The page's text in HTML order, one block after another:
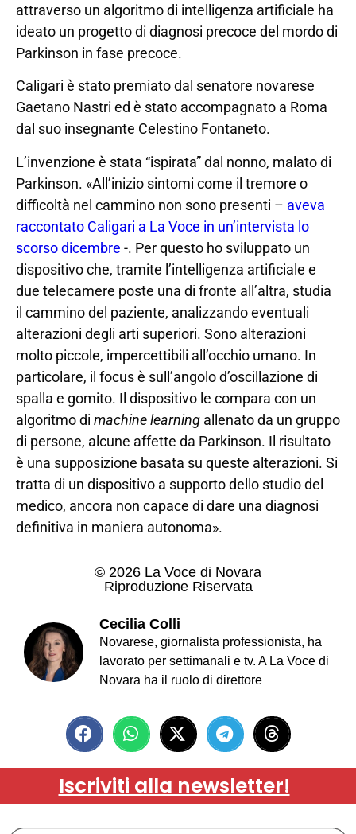
attraverso un algoritmo di intelligenza artificiale ha
ideato un progetto di diagnosi precoce del mordo di
Parkinson in fase precoce.
Caligari è stato premiato dal senatore novarese
Gaetano Nastri ed è stato accompagnato a Roma
dal suo insegnante Celestino Fontaneto.
L’invenzione è stata “ispirata” dal nonno, malato di
Parkinson. «All’inizio sintomi come il tremore o
difficoltà nel cammino non sono presenti – aveva
raccontato Caligari a La Voce in un’intervista lo
scorso dicembre -. Per questo ho sviluppato un
dispositivo che, tramite l’intelligenza artificiale e
due telecamere poste una di fronte all’altra, studia
il cammino del paziente, analizzando eventuali
alterazioni degli arti superiori. Sono alterazioni
molto piccole, impercettibili all’occhio umano. In
particolare, il focus è sull’angolo d’oscillazione di
spalla e gomito. Il dispositivo le compara con un
algoritmo di machine learning allenato da un gruppo
di persone, alcune affette da Parkinson. Il risultato
è una supposizione basata su queste alterazioni. Si
tratta di un dispositivo a supporto dello studio del
medico, ancora non capace di dare una diagnosi
definitiva in maniera autonoma».
© 2026 La Voce di Novara
Riproduzione Riservata
Cecilia Colli
Novarese, giornalista professionista, ha
lavorato per settimanali e tv. A La Voce di
Novara ha il ruolo di direttore
Iscriviti alla newsletter!